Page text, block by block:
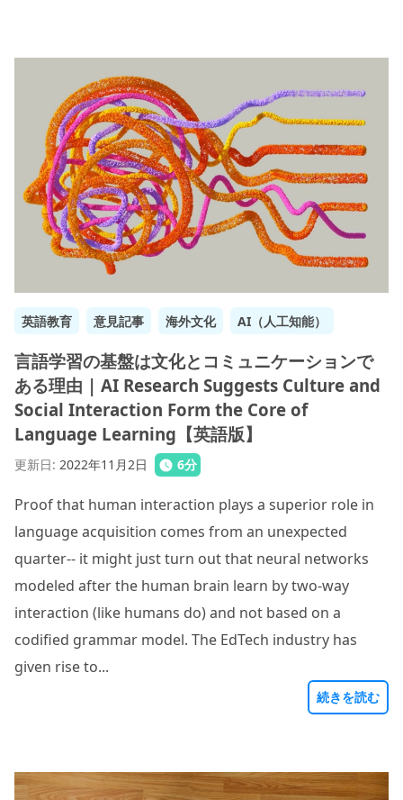
英語教育 意見記事 海外文化 AI（人工知能）
言語学習の基盤は文化とコミュニケーションで
ある理由 | AI Research Suggests Culture and
Social Interaction Form the Core of
Language Learning【英語版】
更新日: 2022年11月2日 6分
Proof that human interaction plays a superior role in
language acquisition comes from an unexpected
quarter-- it might just turn out that neural networks
modeled after the human brain learn by two-way
interaction (like humans do) and not based on a
codified grammar model. The EdTech industry has
given rise to...
続きを読む